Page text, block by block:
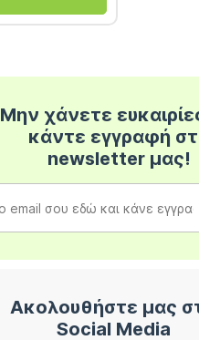
Μην χάνετε
κάντε εγγραφή
newsletter μας!
Ακολουθήστε μας
Social Media